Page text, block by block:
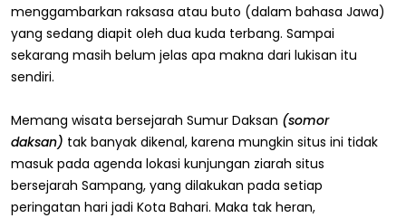
menggambarkan raksasa atau buto (dalam bahasa Jawa)
yang sedang diapit oleh dua kuda terbang. Sampai
sekarang masih belum jelas apa makna dari lukisan itu
sendiri.
Memang wisata bersejarah Sumur Daksan (somor
daksan) tak banyak dikenal, karena mungkin situs ini tidak
masuk pada agenda lokasi kunjungan ziarah situs
bersejarah Sampang, yang dilakukan pada setiap
peringatan hari jadi Kota Bahari. Maka tak heran,